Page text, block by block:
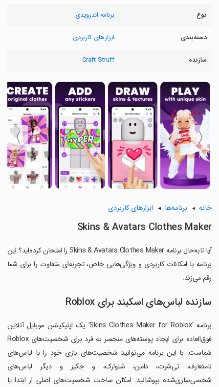
نوع برنامه اندرویدی
دسته‌بندی ابزارهای کاربردی
سازنده Craft Struff
〈
〉
خانه برنامه‌ها ابزارهای کاربردی
Skins & Avatars Clothes Maker
آیا تابه‌حال برنامه Skins & Avatars Clothes Maker را امتحان کرده‌اید؟ این
برنامه با امکانات کاربردی و ویژگی‌هایی خاص، تجربه‌ای متفاوت را برای شما
رقم می‌زند.
سازنده لباس‌های اسکیند برای Roblox
برنامه 'Skins Clothes Maker for Roblox' یک اپلیکیشن موبایل آنلاین
فوق‌العاده برای ایجاد پوسته‌های منحصر به فرد برای شخصیت‌های Roblox
شماست. با این برنامه می‌توانید شخصیت‌های بازی خود را با لباس‌های
نامتعارف، تی‌شرت، دامن، شلوارک، و جکیز و دیگر لباس‌های
شخصی‌سازی‌شده بپوشانید. امکان ساخت شخصیت‌های اصلی از ابتدا یا